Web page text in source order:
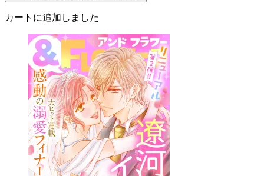
カートに追加しました